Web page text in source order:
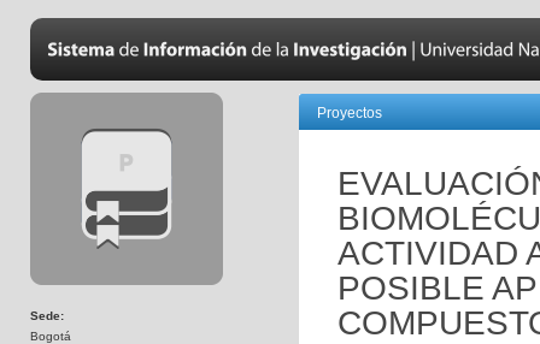
Sede:
Bogotá
Proyectos
ACTIVIDAD
POSIBLE